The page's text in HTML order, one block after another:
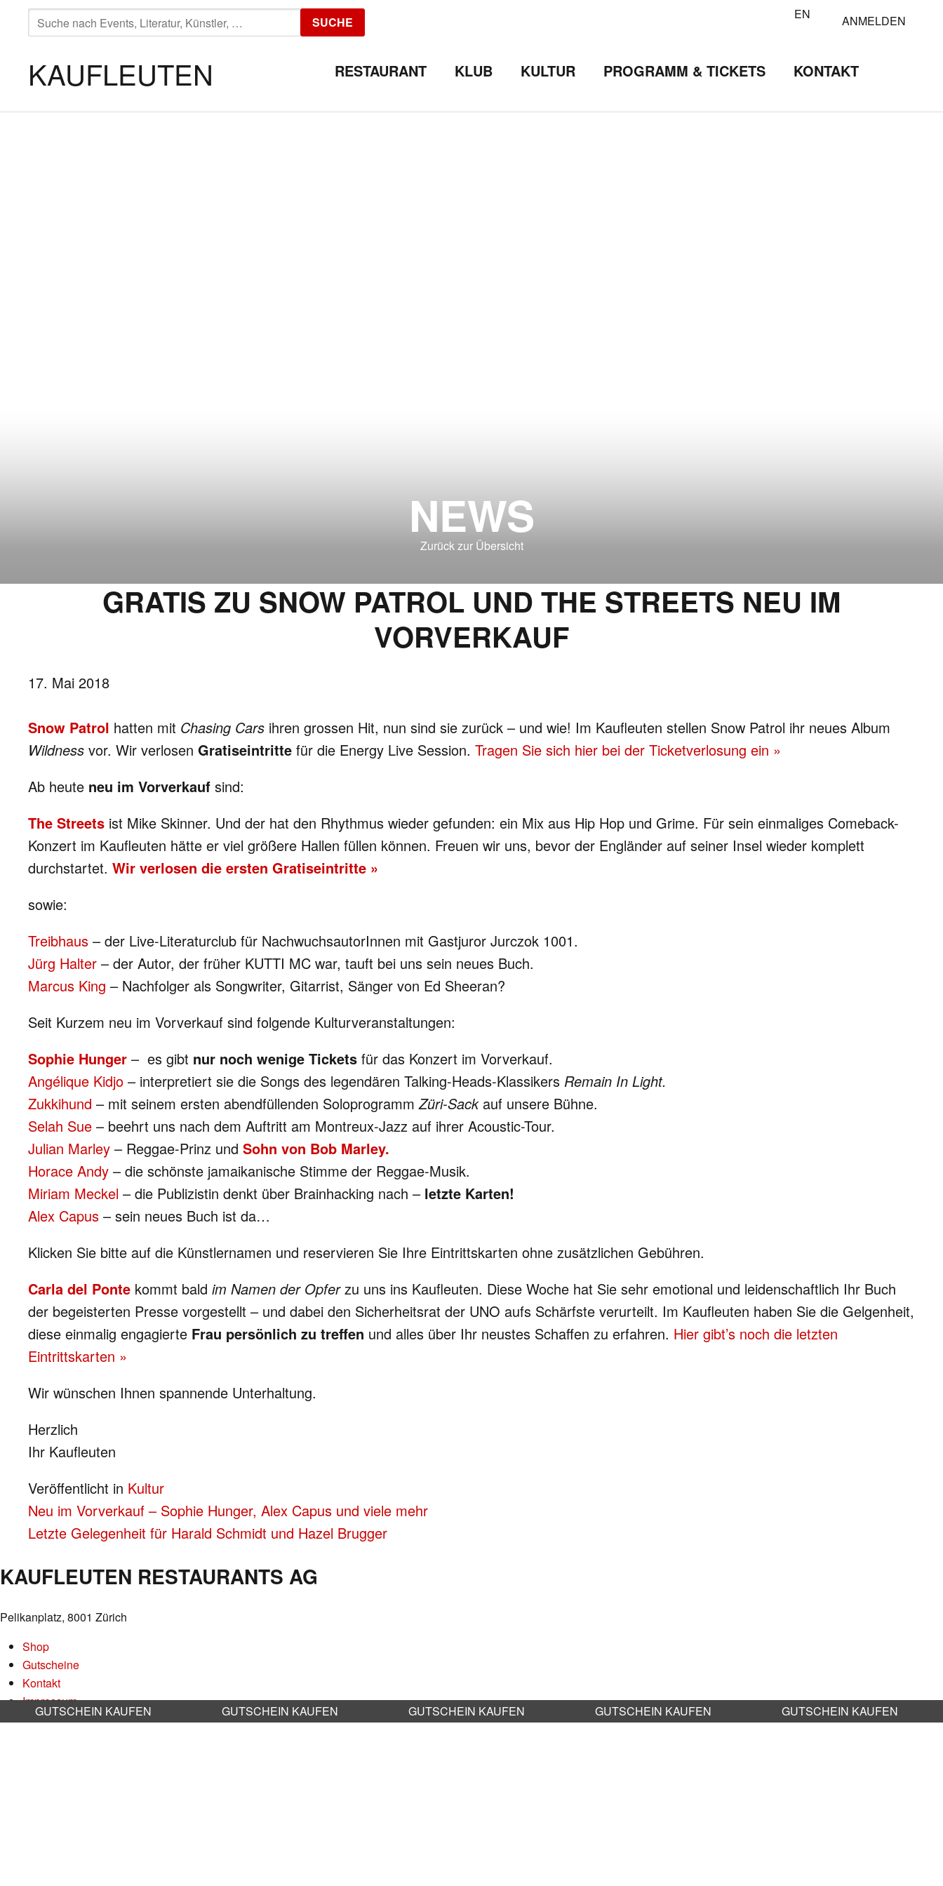
SUCHE
NACH:
SUCHE EN ANMELDEN
KAUFLEUTEN RESTAURANT KLUB KULTUR PROGRAMM & TICKETS KONTAKT
NEWS
Zurück zur Übersicht
GRATIS ZU SNOW PATROL UND THE STREETS NEU IM
VORVERKAUF
17. Mai 2018
Snow Patrol hatten mit Chasing Cars ihren grossen Hit, nun sind sie zurück – und wie! Im Kaufleuten stellen Snow Patrol ihr neues Album
Wildness vor. Wir verlosen Gratiseintritte für die Energy Live Session. Tragen Sie sich hier bei der Ticketverlosung ein »
Ab heute neu im Vorverkauf sind:
The Streets ist Mike Skinner. Und der hat den Rhythmus wieder gefunden: ein Mix aus Hip Hop und Grime. Für sein einmaliges Comeback-
Konzert im Kaufleuten hätte er viel größere Hallen füllen können. Freuen wir uns, bevor der Engländer auf seiner Insel wieder komplett
durchstartet. Wir verlosen die ersten Gratiseintritte »
sowie:
Treibhaus – der Live-Literaturclub für NachwuchsautorInnen mit Gastjuror Jurczok 1001.
Jürg Halter – der Autor, der früher KUTTI MC war, tauft bei uns sein neues Buch.
Marcus King – Nachfolger als Songwriter, Gitarrist, Sänger von Ed Sheeran?
Seit Kurzem neu im Vorverkauf sind folgende Kulturveranstaltungen:
Sophie Hunger – es gibt nur noch wenige Tickets für das Konzert im Vorverkauf.
Angélique Kidjo – interpretiert sie die Songs des legendären Talking-Heads-Klassikers Remain In Light.
Zukkihund – mit seinem ersten abendfüllenden SoloprogrammZüri-Sackauf unsere Bühne.
Selah Sue – beehrt uns nach dem Auftritt am Montreux-Jazz auf ihrer Acoustic-Tour.
Julian Marley – Reggae-Prinz und Sohn von Bob Marley.
Horace Andy – die schönste jamaikanische Stimme der Reggae-Musik.
Miriam Meckel – die Publizistin denkt über Brainhacking nach – letzte Karten!
Alex Capus – sein neues Buch ist da…
Klicken Sie bitte auf die Künstlernamen und reservieren Sie Ihre Eintrittskarten ohne zusätzlichen Gebühren.
Carla del Ponte kommt bald im Namen der Opferzu uns ins Kaufleuten. Diese Woche hat Sie sehr emotional und leidenschaftlich Ihr Buch
der begeisterten Presse vorgestellt – und dabei den Sicherheitsrat der UNO aufs Schärfste verurteilt. Im Kaufleuten haben Sie die Gelgenheit,
diese einmalig engagierte Frau persönlich zu treffen und alles über Ihr neustes Schaffen zu erfahren. Hier gibt’s noch die letzten
Eintrittskarten »
Wir wünschen Ihnen spannende Unterhaltung.
Herzlich
Ihr Kaufleuten
Veröffentlicht in Kultur
BEITRAGS-
NAVIGATION
Neu im Vorverkauf – Sophie Hunger, Alex Capus und viele mehr
Letzte Gelegenheit für Harald Schmidt und Hazel Brugger
KAUFLEUTEN RESTAURANTS AG
Pelikanplatz, 8001 Zürich
Shop
Gutscheine
Kontakt
Impressum
Datenschutz
GUTSCHEIN KAUFEN GUTSCHEIN KAUFEN GUTSCHEIN KAUFEN GUTSCHEIN KAUFEN GUTSCHEIN KAUFEN